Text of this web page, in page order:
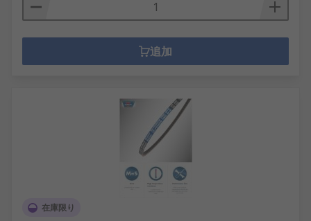
追加
在庫限り